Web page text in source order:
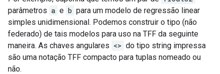
parâmetros a e b para um modelo de regressão linear
simples unidimensional. Podemos construir o tipo (não
federado) de tais modelos para uso na TFF da seguinte
maneira. As chaves angulares <> do tipo string impressa
são uma notação TFF compacto para tuplas nomeado ou
não.